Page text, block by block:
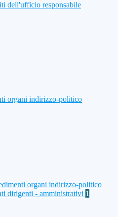
dell'ufficio responsabile
organi indirizzo-politico
organi indirizzo-politico
dirigenti - amministrativi 1